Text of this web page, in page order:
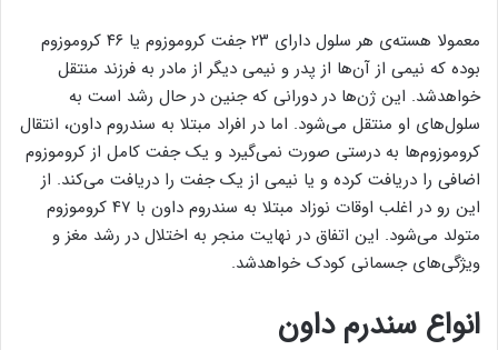
معمولا هسته‌ی هر سلول دارای ۲۳ جفت کروموزوم یا ۴۶ کروموزوم
بوده که نیمی از آن‌ها از پدر و نیمی دیگر از مادر به فرزند منتقل
خواهدشد. این ژن‌ها در دورانی که جنین در حال رشد است به
سلول‌های او منتقل می‌شود. اما در افراد مبتلا به سندروم داون، انتقال
کروموزوم‌ها به درستی صورت نمی‌گیرد و یک جفت کامل از کروموزوم
اضافی را دریافت کرده و یا نیمی از یک جفت را دریافت می‌کند. از
این رو در اغلب اوقات نوزاد مبتلا به سندروم داون با ۴۷ کروموزوم
متولد می‌شود. این اتفاق در نهایت منجر به اختلال در رشد مغز و
ویژگی‌های جسمانی کودک خواهدشد.
انواع سندرم داون